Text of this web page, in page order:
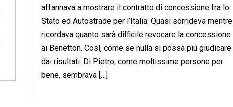
affannava a mostrare il contratto di concessione fra lo
Stato ed Autostrade per l’Italia. Quasi sorrideva mentre
ricordava quanto sarà difficile revocare la concessione
ai Benetton. Così, come se nulla si possa più giudicare
dai risultati. Di Pietro, come moltissime persone per
bene, sembrava […]